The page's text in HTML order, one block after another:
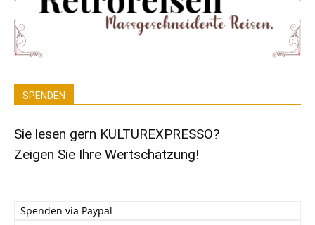
SPENDEN
Sie lesen gern KULTUREXPRESSO?
Zeigen Sie Ihre Wertschätzung!
Spenden via Paypal